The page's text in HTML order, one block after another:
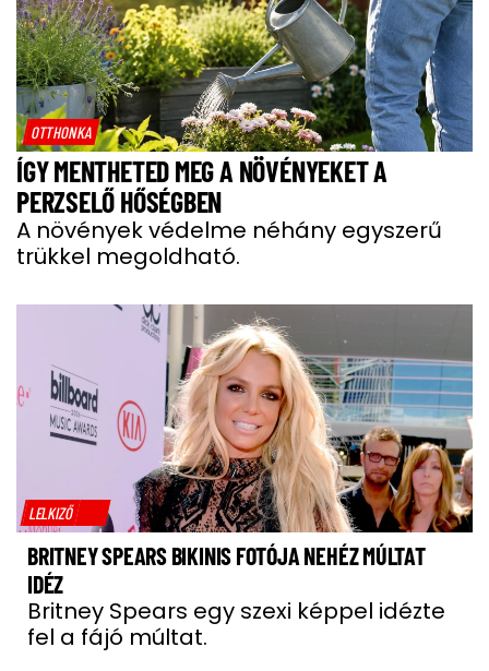
OTTHONKA
ÍGY MENTHETED MEG A NÖVÉNYEKET A
PERZSELŐ HŐSÉGBEN
A növények védelme néhány egyszerű
trükkel megoldható.
LELKIZŐ
BRITNEY SPEARS BIKINIS FOTÓJA NEHÉZ MÚLTAT
IDÉZ
Britney Spears egy szexi képpel idézte
fel a fájó múltat.